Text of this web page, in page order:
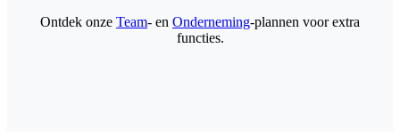
Ontdek onze Team- en Onderneming-plannen voor extra
functies.